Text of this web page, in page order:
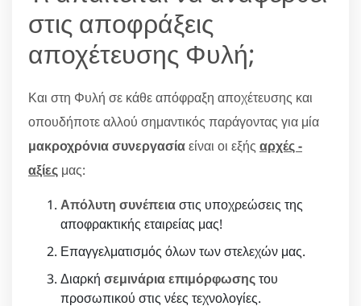
στις αποφράξεις
αποχέτευσης Φυλή;
Και στη Φυλή σε κάθε απόφραξη αποχέτευσης και
οπουδήποτε αλλού σημαντικός παράγοντας για μία
μακροχρόνια συνεργασίαείναι οι εξής αρχές -
αξίες μας:
Απόλυτη συνέπειαστις υποχρεώσεις της
αποφρακτικής εταιρείας μας!
Επαγγελματισμός όλων των στελεχών μας.
Διαρκή σεμινάρια επιμόρφωσηςτου
προσωπικού στις νέες τεχνολογίες.